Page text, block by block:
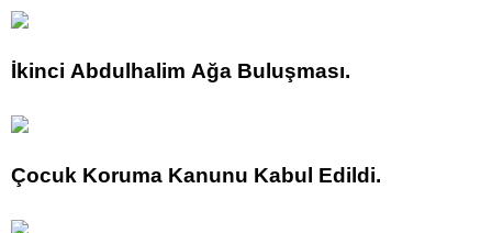
İkinci Abdulhalim Ağa Buluşması.
Çocuk Koruma Kanunu Kabul Edildi.